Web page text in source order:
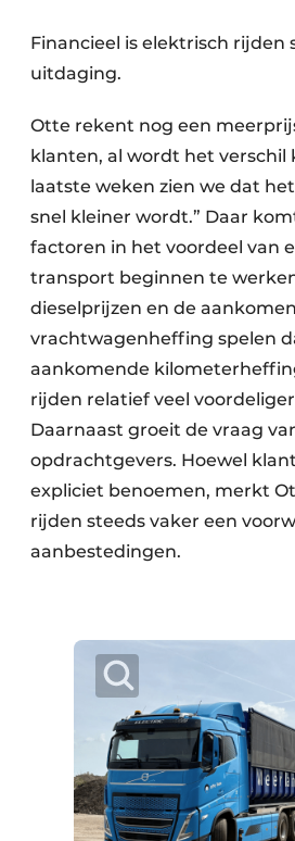
Financieel is elektrisch rijden
uitdaging.
Otte rekent nog een
klanten, al wordt het verschil
laatste weken zien we dat
snel kleiner wordt.” Daar
factoren in het voordeel van
transport beginnen te
dieselprijzen en de
vrachtwagenheffing spelen
aankomende
rijden relatief veel
Daarnaast groeit de vraag
opdrachtgevers. Hoewel
expliciet benoemen, merkt
rijden steeds vaker een
aanbestedingen.